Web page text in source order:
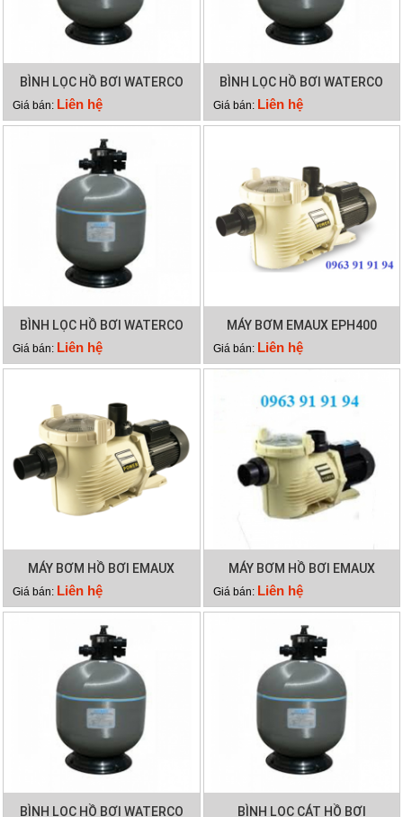
BÌNH LỌC HỒ BƠI WATERCO
S700
Giá bán: Liên hệ
BÌNH LỌC HỒ BƠI WATERCO
S900
Giá bán: Liên hệ
BÌNH LỌC HỒ BƠI WATERCO
S800
Giá bán: Liên hệ
MÁY BƠM EMAUX EPH400
Giá bán: Liên hệ
MÁY BƠM HỒ BƠI EMAUX
EPH300
Giá bán: Liên hệ
MÁY BƠM HỒ BƠI EMAUX
EPH200
Giá bán: Liên hệ
BÌNH LỌC HỒ BƠI WATERCO BÌNH LỌC CÁT HỒ BƠI